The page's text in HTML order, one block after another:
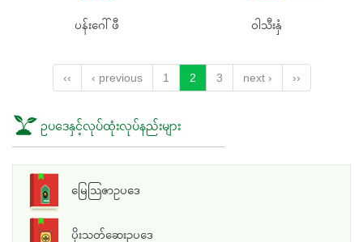
ပန်းဂေါ်ဖီ ၀ါသီးနှံ
‹‹ ‹ previous 1 2 3 next › ››
ဥပဒေနှင့်လုပ်ထုံးလုပ်နည်းများ
မြေသြဇာဥပဒေ
ပိုးသတ်ဆေးဥပဒေ